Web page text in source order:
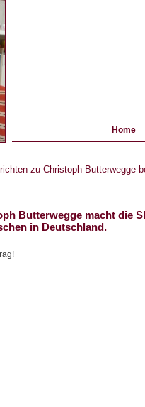
Home
zu Christoph Butterwegge
Butterwegge macht die
in Deutschland.